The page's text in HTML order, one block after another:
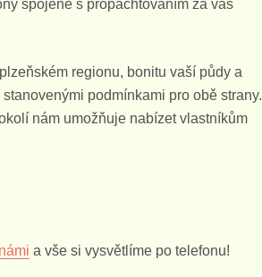
spojené s propachtováním za vás
regionu, bonitu vaší půdy a
podmínkami pro obě strany.
nám umožňuje nabízet vlastníkům
a vše si vysvětlíme po telefonu!